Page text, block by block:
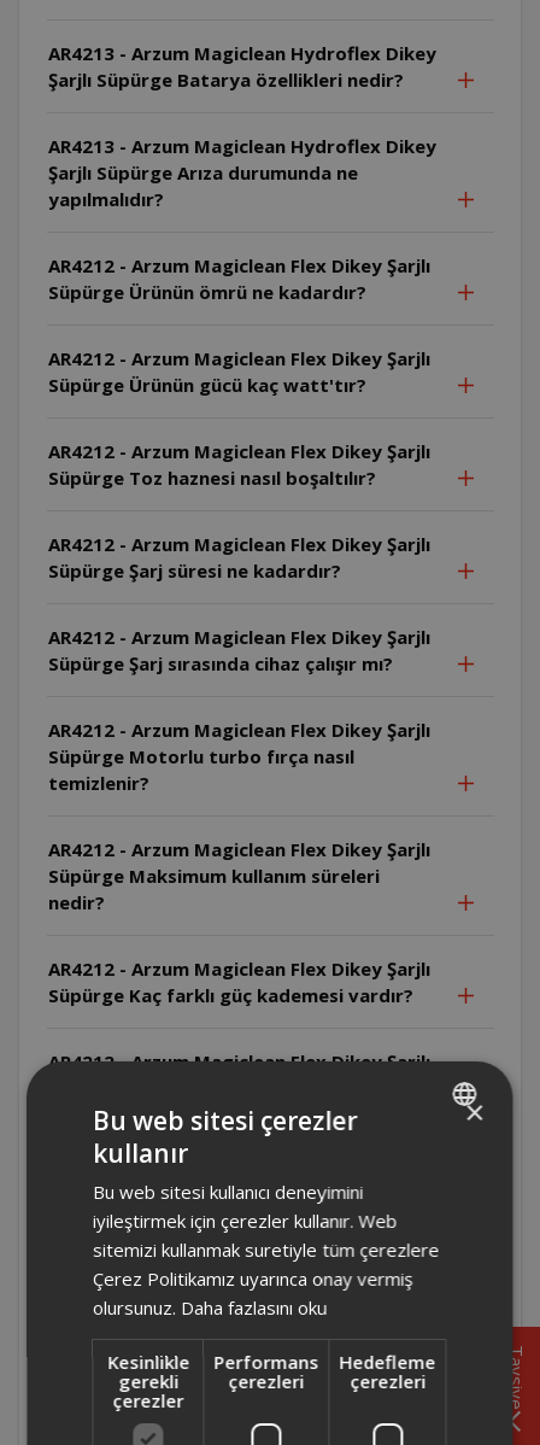
AR4213 - Arzum Magiclean Hydroflex Dikey
Şarjlı Süpürge Batarya özellikleri nedir?
AR4213 - Arzum Magiclean Hydroflex Dikey
Şarjlı Süpürge Arıza durumunda ne
yapılmalıdır?
AR4212 - Arzum Magiclean Flex Dikey Şarjlı
Süpürge Ürünün ömrü ne kadardır?
AR4212 - Arzum Magiclean Flex Dikey Şarjlı
Süpürge Ürünün gücü kaç watt'tır?
AR4212 - Arzum Magiclean Flex Dikey Şarjlı
Süpürge Toz haznesi nasıl boşaltılır?
AR4212 - Arzum Magiclean Flex Dikey Şarjlı
Süpürge Şarj süresi ne kadardır?
AR4212 - Arzum Magiclean Flex Dikey Şarjlı
Süpürge Şarj sırasında cihaz çalışır mı?
AR4212 - Arzum Magiclean Flex Dikey Şarjlı
Süpürge Motorlu turbo fırça nasıl
temizlenir?
AR4212 - Arzum Magiclean Flex Dikey Şarjlı
Süpürge Maksimum kullanım süreleri
nedir?
AR4212 - Arzum Magiclean Flex Dikey Şarjlı
Süpürge Kaç farklı güç kademesi vardır?
AR4212 - Arzum Magiclean Flex Dikey Şarjlı
AR4212 - Arzum Magiclean Flex Dikey Şarjlı
Süpürge Filtre ve toz haznesi olmadan
çalıştırılabilir mi?
AR4212 - Arzum Magiclean Flex Dikey Şarjlı
Süpürge Filtre nasıl temizlenir?
AR4212 - Arzum Magiclean Flex Dikey Şarjlı
Süpürge El süpürgesi olarak nasıl kullanılır?
Tavsiye
×
Bu web sitesi çerezler
kullanır
Bu web sitesi kullanıcı deneyimini
iyileştirmek için çerezler kullanır. Web
sitemizi kullanmak suretiyle tüm çerezlere
Çerez Politikamız uyarınca onay vermiş
olursunuz. Daha fazlasını oku
Kesinlikle
gerekli
çerezler
Performans
çerezleri
Hedefleme
çerezleri